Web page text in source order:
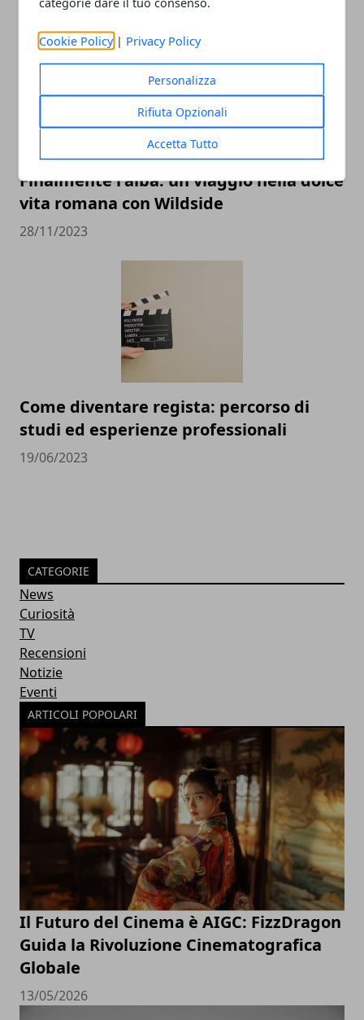
Cookie Policy | Privacy Policy
Personalizza
Rifiuta Opzionali
Accetta Tutto
21/12/2023
Finalmente l'alba: un viaggio nella dolce
vita romana con Wildside
28/11/2023
Come diventare regista: percorso di
studi ed esperienze professionali
19/06/2023
CATEGORIE
News
Curiosità
TV
Recensioni
Notizie
Eventi
ARTICOLI POPOLARI
Il Futuro del Cinema è AIGC: FizzDragon
Guida la Rivoluzione Cinematografica
Globale
13/05/2026